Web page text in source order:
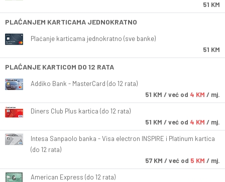
51 KM
PLAĆANJEM KARTICAMA JEDNOKRATNO
Plaćanje karticama jednokratno (sve banke)
51 KM
PLAĆANJE KARTICOM DO 12 RATA
Addiko Bank - MasterCard (do 12 rata)
51 KM / već od 4 KM / mj.
Diners Club Plus kartica (do 12 rata)
51 KM / već od 4 KM / mj.
Intesa Sanpaolo banka - Visa electron INSPIRE i Platinum kartica
(do 12 rata)
57 KM / već od 5 KM / mj.
American Express (do 12 rata)